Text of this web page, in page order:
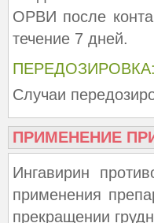
ОРВИ после
течение 7 дней.
ПЕРЕДОЗИРОВКА:
Случаи
ПРИМЕНЕНИЕ
Ингавирин
применения
прекращении